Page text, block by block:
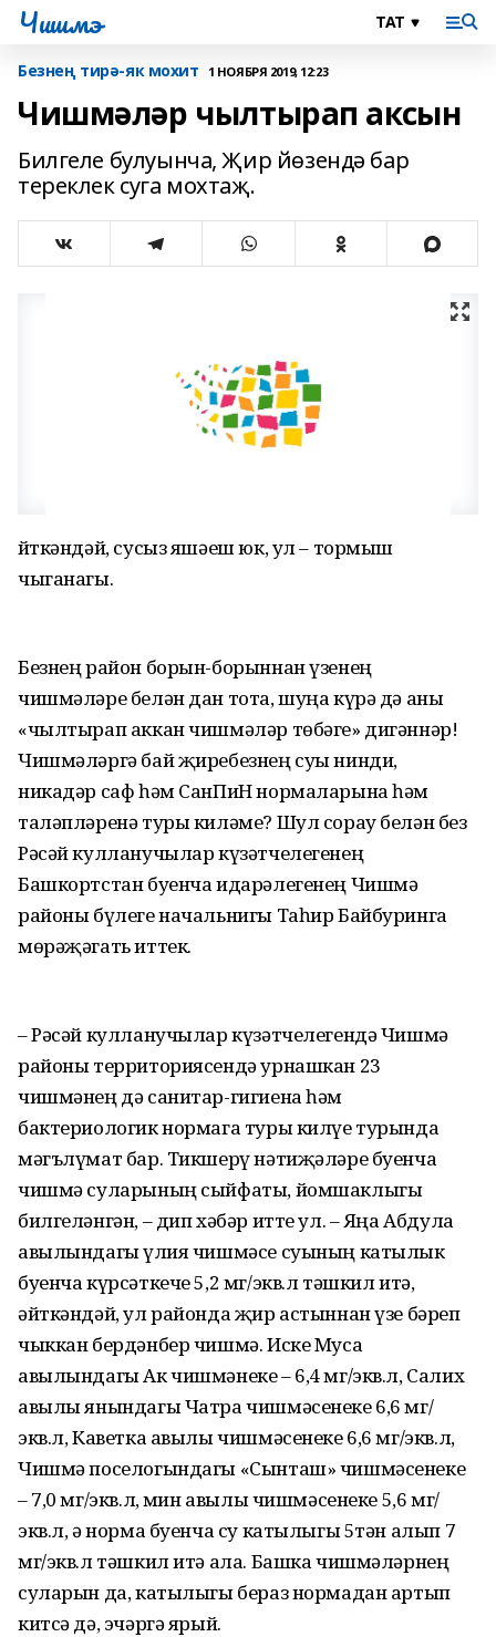
Чишмэ
Безнең тирә-як мохит 1 НОЯБРЯ 2019, 12:23
Чишмәләр чылтырап аксын
Билгеле булуынча, Җир йөзендә бар
тереклек суга мохтаҗ.
Әйткәндәй, сусыз яшәеш юк, ул – тормыш
чыганагы.
Безнең район борын-борыннан үзенең
чишмәләре белән дан тота, шуңа күрә дә аны
«чылтырап аккан чишмәләр төбәге» дигәннәр!
Чишмәләргә бай җиребезнең суы нинди,
никадәр саф һәм СанПиН нормаларына һәм
таләпләренә туры киләме? Шул сорау белән без
Рәсәй кулланучылар күзәтчелегенең
Башкортстан буенча идарәлегенең Чишмә
районы бүлеге начальнигы Таһир Байбуринга
мөрәҗәгать иттек.
– Рәсәй кулланучылар күзәтчелегендә Чишмә
районы территориясендә урнашкан 23
чишмәнең дә санитар-гигиена һәм
бактериологик нормага туры килүе турында
мәгълүмат бар. Тикшерү нәтиҗәләре буенча
чишмә суларының сыйфаты, йомшаклыгы
билгеләнгән, – дип хәбәр итте ул. – Яңа Абдула
авылындагы Әүлия чишмәсе суының катылык
буенча күрсәткече 5,2 мг/экв.л тәшкил итә,
әйткәндәй, ул районда җир астыннан үзе бәреп
чыккан бердәнбер чишмә. Иске Муса
авылындагы Ак чишмәнеке – 6,4 мг/экв.л, Салих
авылы янындагы Чатра чишмәсенеке 6,6 мг/
экв.л, Каветка авылы чишмәсенеке 6,6 мг/экв.л,
Чишмә поселогындагы «Сынташ» чишмәсенеке
– 7,0 мг/экв.л, Әмин авылы чишмәсенеке 5,6 мг/
экв.л, ә норма буенча су катылыгы 5тән алып 7
мг/экв.л тәшкил итә ала. Башка чишмәләрнең
суларын да, катылыгы бераз нормадан артып
китсә дә, эчәргә ярый.